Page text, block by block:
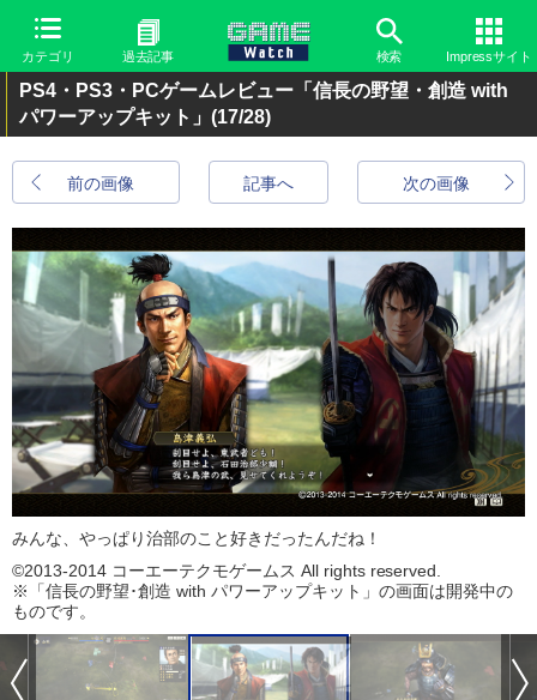
カテゴリ 過去記事 検索 Impressサイト
PS4・PS3・PCゲームレビュー「信長の野望・創造 with
パワーアップキット」 (17/28)
前の画像 次の画像
記事へ
みんな、やっぱり治部のこと好きだったんだね！
©2013-2014 コーエーテクモゲームス All rights reserved.
※「信長の野望･創造 with パワーアップキット」の画面は開発中の
ものです。